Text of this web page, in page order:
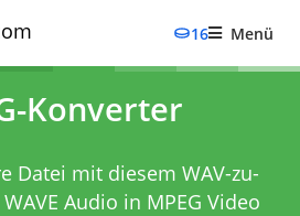
16 Menü
Konverter
Datei mit diesem WAV-zu-
Audio in MPEG Video